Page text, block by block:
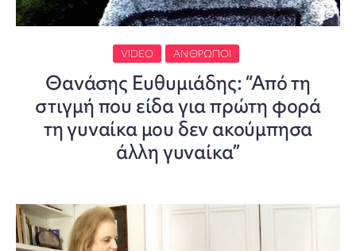
VIDEO ΆΝΘΡΩΠΟΙ
Θανάσης Ευθυμιάδης: “Από τη
στιγμή που είδα για πρώτη φορά
τη γυναίκα μου δεν ακούμπησα
άλλη γυναίκα”